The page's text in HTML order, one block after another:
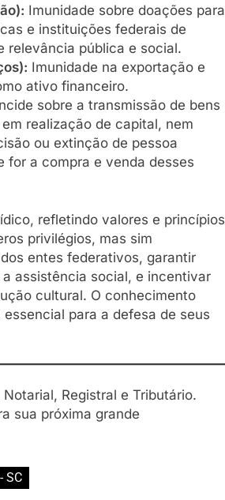
Imunidade sobre doações para
e instituições federais de
relevância pública e social.
Imunidade na exportação e
ativo financeiro.
sobre a transmissão de bens
realização de capital, nem
ou extinção de pessoa
for a compra e venda desses
refletindo valores e princípios
privilégios, mas sim
entes federativos, garantir
assistência social, e incentivar
cultural. O conhecimento
para a defesa de seus
Registral e Tributário.
sua próxima grande
SC